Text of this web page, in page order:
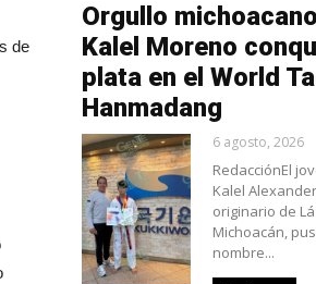
de
Orgullo
Kalel Moreno
plata en el World
Hanmadang
6 agosto, 2026
RedacciónEl
Kalel
originario de
Michoacán,
nombre...